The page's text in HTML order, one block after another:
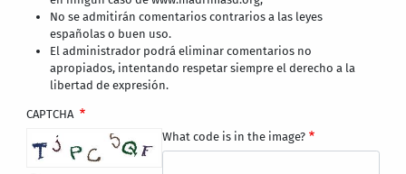
No se admitirán comentarios contrarios a las leyes
españolas o buen uso.
El administrador podrá eliminar comentarios no
apropiados, intentando respetar siempre el derecho a la
libertad de expresión.
CAPTCHA
What code is in the image?